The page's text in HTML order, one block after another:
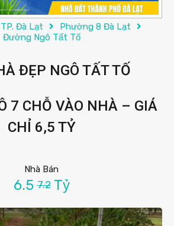
TP. Đà Lạt
Phường 8 Đà Lạt
Đường Ngô Tất Tố
ĐẸP NGÔ TẤT TỐ
7 CHỖ VÀO NHÀ – GIÁ
CHỈ 6,5 TỶ
Nhà Bán
6.5 7.2Tỷ